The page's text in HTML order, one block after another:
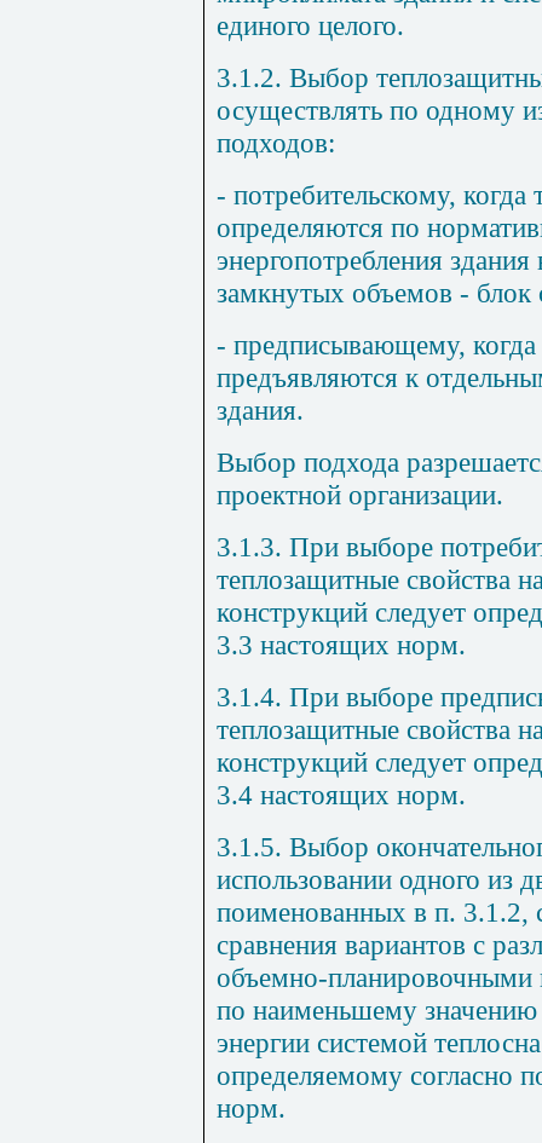
единого целого.
3.1.2. Выбор
осуществлять по одному
подходов:
- потребительскому,
определяются по
энергопотребления
замкнутых объемов - блок
- предписывающему,
предъявляются к
здания.
Выбор подхода
проектной организации.
3.1.3. При выборе
теплозащитные свойства
конструкций следует
3.3 настоящих норм.
3.1.4. При выборе
теплозащитные свойства
конструкций следует
3.4 настоящих норм.
3.1.5. Выбор
использовании одного из
поименованных в п. 3.1.2,
сравнения вариантов с
объемно-
по наименьшему значению
энергии системой
определяемому согласно
норм.